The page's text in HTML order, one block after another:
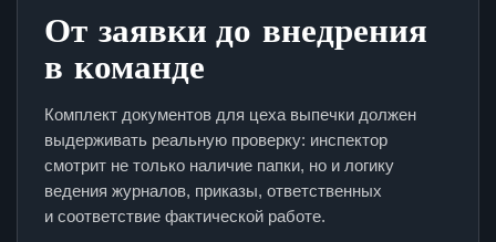
От заявки до внедрения
в команде
Комплект документов для цеха выпечки должен
выдерживать реальную проверку: инспектор
смотрит не только наличие папки, но и логику
ведения журналов, приказы, ответственных
и соответствие фактической работе.